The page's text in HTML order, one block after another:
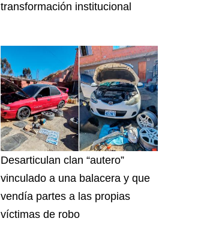
transformación institucional
Desarticulan clan “autero”
vinculado a una balacera y que
vendía partes a las propias
víctimas de robo